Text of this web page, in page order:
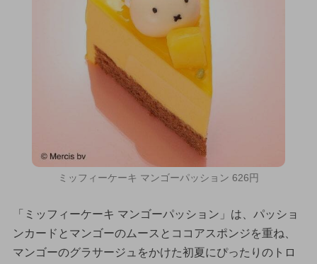
ミッフィーケーキ マンゴーパッション 626円
「ミッフィーケーキ マンゴーパッション」は、パッショ
ンカードとマンゴーのムースとココアスポンジを重ね、
マンゴーのグラサージュをかけた初夏にぴったりのトロ